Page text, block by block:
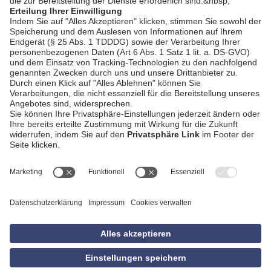
AGB
Datenschutzerklärung
Empfang
Privatsphäre